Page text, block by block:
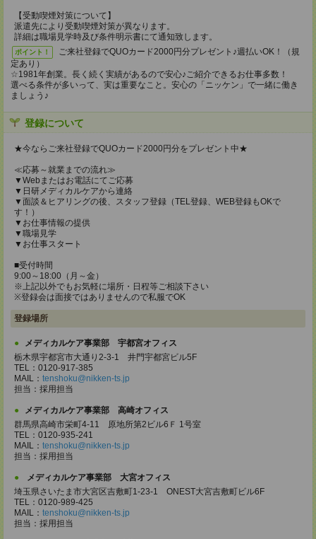
【受動喫煙対策について】
派遣先により受動喫煙対策が異なります。
詳細は職場見学時及び条件明示書にて通知致します。
ポイント！
ご来社登録でQUOカード2000円分プレゼント♪週払いOK！（規
定あり）
☆1981年創業。長く続く実績があるので安心♪ご紹介できるお仕事多数！
選べる条件が多いって、実は重要なこと。安心の「ニッケン」で一緒に働き
ましょう♪
登録について
★今ならご来社登録でQUOカード2000円分をプレゼント中★
≪応募～就業までの流れ≫
▼Webまたはお電話にてご応募
▼日研メディカルケアから連絡
▼面談＆ヒアリングの後、スタッフ登録（TEL登録、WEB登録もOKで
す！）
▼お仕事情報の提供
▼職場見学
▼お仕事スタート
■受付時間
9:00～18:00（月～金）
※上記以外でもお気軽に場所・日程等ご相談下さい
※登録会は面接ではありませんので私服でOK
登録場所
メディカルケア事業部 宇都宮オフィス
栃木県宇都宮市大通り2-3-1 井門宇都宮ビル5F
TEL：0120-917-385
MAIL： tenshoku@nikken-ts.jp
担当：採用担当
メディカルケア事業部 高崎オフィス
群馬県高崎市栄町4-11 原地所第2ビル6Ｆ 1号室
TEL：0120-935-241
MAIL： tenshoku@nikken-ts.jp
担当：採用担当
メディカルケア事業部 大宮オフィス
埼玉県さいたま市大宮区吉敷町1-23-1 ONEST大宮吉敷町ビル6F
TEL：0120-989-425
MAIL： tenshoku@nikken-ts.jp
担当：採用担当